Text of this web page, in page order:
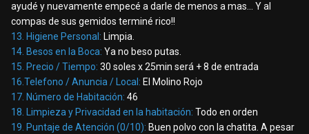
ayudé y nuevamente empecé a darle de menos a mas... Y al
compas de sus gemidos terminé rico!!
13. Higiene Personal: Limpia.
14. Besos en la Boca: Ya no beso putas.
15. Precio / Tiempo: 30 soles x 25min será + 8 de entrada
16.Telefono / Anuncia / Local: El Molino Rojo
17. Número de Habitación: 46
18. Limpieza y Privacidad en la habitación: Todo en orden
19. Puntaje de Atención (0/10): Buen polvo con la chatita. A pesar